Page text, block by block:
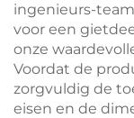
ingenieurs-
voor een
onze
Voordat de
zorgvuldig de
eisen en de